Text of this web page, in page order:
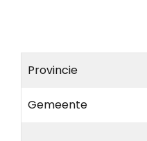
Provincie
Gemeente